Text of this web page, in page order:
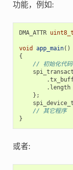
功能，例如:
DMA_ATTR uint8_t
void app_main()
{
// 初始化代码
.
. length
};
// 其它程序
}
或者: